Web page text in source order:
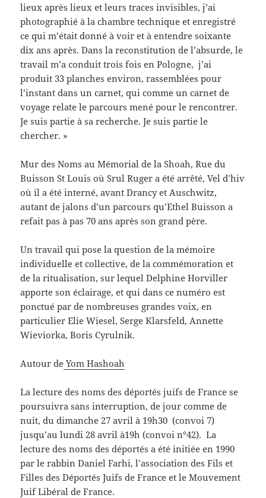
lieux après lieux et leurs traces invisibles, j’ai
photographié à la chambre technique et enregistré
ce qui m’était donné à voir et à entendre soixante
dix ans après. Dans la reconstitution de l’absurde, le
travail m’a conduit trois fois en Pologne, j’ai
produit 33 planches environ, rassemblées pour
l’instant dans un carnet, qui comme un carnet de
voyage relate le parcours mené pour le rencontrer.
Je suis partie à sa recherche. Je suis partie le
chercher. »
Mur des Noms au Mémorial de la Shoah, Rue du
Buisson St Louis où Srul Ruger a été arrêté, Vel d’hiv
où il a été interné, avant Drancy et Auschwitz,
autant de jalons d’un parcours qu’Ethel Buisson a
refait pas à pas 70 ans après son grand père.
Un travail qui pose la question de la mémoire
individuelle et collective, de la commémoration et
de la ritualisation, sur lequel Delphine Horviller
apporte son éclairage, et qui dans ce numéro est
ponctué par de nombreuses grandes voix, en
particulier Elie Wiesel, Serge Klarsfeld, Annette
Wieviorka, Boris Cyrulnik.
Autour de Yom Hashoah
La lecture des noms des déportés juifs de France se
poursuivra sans interruption, de jour comme de
nuit, du dimanche 27 avril à 19h30 (convoi 7)
jusqu’au lundi 28 avril à19h (convoi n°42). La
lecture des noms des déportés a été initiée en 1990
par le rabbin Daniel Farhi, l’association des Fils et
Filles des Déportés Juifs de France et le Mouvement
Juif Libéral de France.